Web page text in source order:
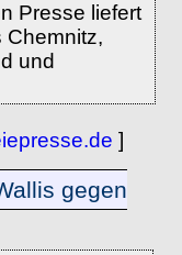
Presse liefert
Chemnitz,
und
]
gegen